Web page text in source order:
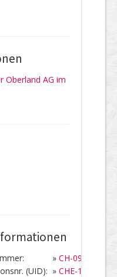
Oberland AG im
» CH-
(UID): » CHE-